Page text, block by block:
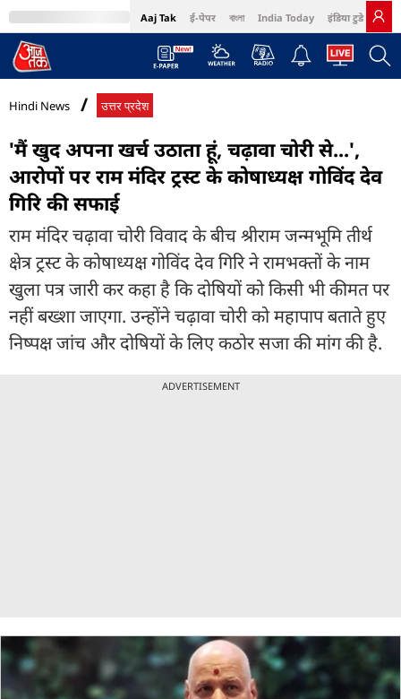
Aaj Tak ई-पेपर বাংলা India Today इंडिया टुडे हिंदी
MumbaiTak Cosmopolitan Harper's Bazaar Northeast
Hindi News उत्तर प्रदेश
'मैं खुद अपना खर्च उठाता हूं, चढ़ावा चोरी से...',
आरोपों पर राम मंदिर ट्रस्ट के कोषाध्यक्ष गोविंद देव
गिरि की सफाई
राम मंदिर चढ़ावा चोरी विवाद के बीच श्रीराम जन्मभूमि तीर्थ
क्षेत्र ट्रस्ट के कोषाध्यक्ष गोविंद देव गिरि ने रामभक्तों के नाम
खुला पत्र जारी कर कहा है कि दोषियों को किसी भी कीमत पर
नहीं बख्शा जाएगा. उन्होंने चढ़ावा चोरी को महापाप बताते हुए
निष्पक्ष जांच और दोषियों के लिए कठोर सजा की मांग की है.
ADVERTISEMENT